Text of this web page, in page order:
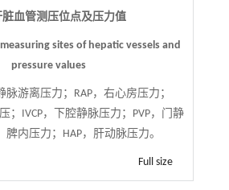
脏血管测压位点及压力值
sites of hepatic vessels and
pressure values
脉游离压力；RAP，右心房压力；
；IVCP，下腔静脉压力；PVP，门静
脾内压力；HAP，肝动脉压力。
Full size